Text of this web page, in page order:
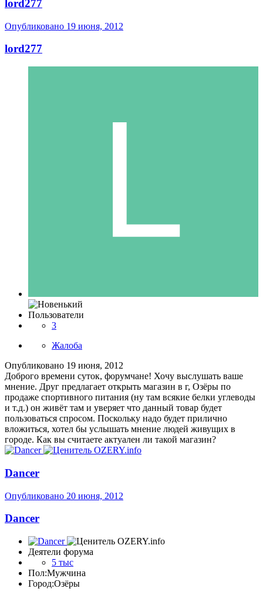
lord277
Опубликовано 19 июня, 2012
lord277
Пользователи
3
Жалоба
Опубликовано 19 июня, 2012
Доброго времени суток, форумчане! Хочу выслушать ваше
мнение. Друг предлагает открыть магазин в г, Озёры по
продаже спортивного питания (ну там всякие белки углеводы
и т.д.) он живёт там и уверяет что данный товар будет
пользоваться спросом. Поскольку надо будет прилично
вложиться, хотел бы услышать мнение людей живущих в
городе. Как вы считаете актуален ли такой магазин?
Dancer
Опубликовано 20 июня, 2012
Dancer
Деятели форума
5 тыс
Пол:Мужчина
Город:Озёры